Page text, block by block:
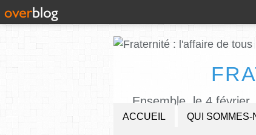
Ensemble, le 4
ACCUEIL QUI SOMMES-